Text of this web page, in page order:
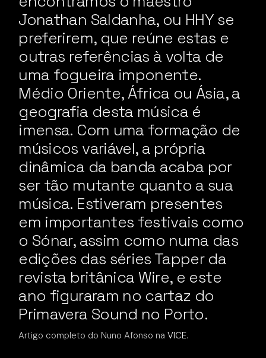
Jonathan Saldanha, ou HHY se
preferirem, que reúne estas e
outras referências à volta de
uma fogueira imponente.
Médio Oriente, África ou Ásia, a
geografia desta música é
imensa. Com uma formação de
músicos variável, a própria
dinâmica da banda acaba por
ser tão mutante quanto a sua
música. Estiveram presentes
em importantes festivais como
o Sónar, assim como numa das
edições das séries Tapper da
revista britânica Wire, e este
ano figuraram no cartaz do
Primavera Sound no Porto.
Artigo completo do Nuno Afonso naVICE.